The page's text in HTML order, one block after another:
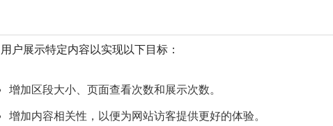
户展示特定内容以实现以下目标：
增加区段大小、页面查看次数和展示次数。
增加内容相关性，以便为网站访客提供更好的体验。